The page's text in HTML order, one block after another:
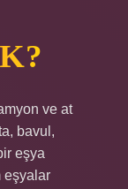
ve at
bavul,
eşya
eşyalar